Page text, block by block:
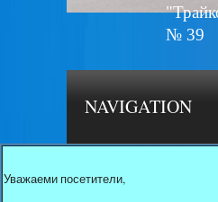
№ 39
NAVIGATION
Уважаеми посетители,